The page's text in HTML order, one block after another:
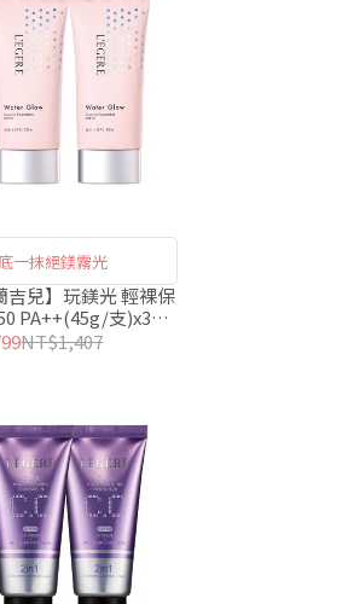
一抹絕鎂霧光
兒】玩鎂光 輕裸保
PA++(45g/支)x3入
組
NT$1,407